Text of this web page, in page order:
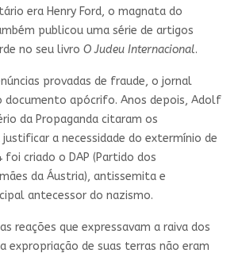
era Henry Ford, o magnata do
publicou uma série de artigos
no seu livro O Judeu Internacional.
provadas de fraude, o jornal
documento apócrifo. Anos depois, Adolf
da Propaganda citaram os
a necessidade do extermínio de
foi criado o DAP (Partido dos
da Áustria), antissemita e
antecessor do nazismo.
reações que expressavam a raiva dos
expropriação de suas terras não eram